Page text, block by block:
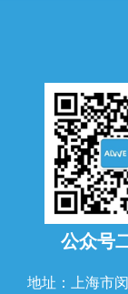
公众号
地址：上海市